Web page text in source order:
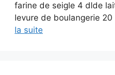
farine de seigle 4 dlde
levure de boulangerie
la suite